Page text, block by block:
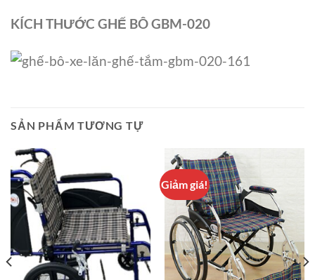
KÍCH THƯỚC GHẾ BÔ GBM-020
SẢN PHẨM TƯƠNG TỰ
Giảm giá!